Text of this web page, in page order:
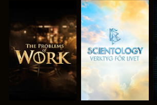
UTFORSKA
SERIEN
UTFORSKA
SERIEN